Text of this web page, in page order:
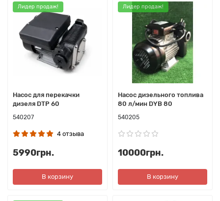
Лидер продаж!
Насос для перекачки
дизеля DTP 60
540207
4 отзыва
5990грн.
В корзину
Лидер продаж!
Насос дизельного топлива
80 л/мин DYB 80
540205
10000грн.
В корзину